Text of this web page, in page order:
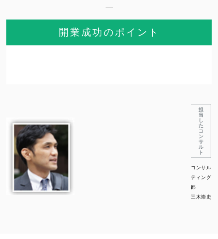
開業成功のポイント
担
当
し
た
コ
ン
サ
ル
ト
コンサル
ティング
部
三木崇史